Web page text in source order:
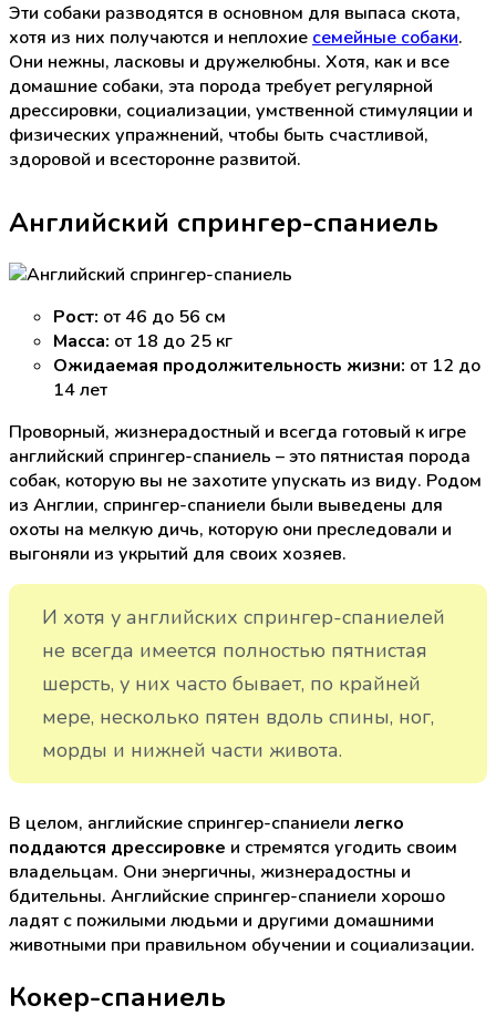
Эти собаки разводятся в основном для выпаса скота,
хотя из них получаются и неплохие семейные собаки.
Они нежны, ласковы и дружелюбны. Хотя, как и все
домашние собаки, эта порода требует регулярной
дрессировки, социализации, умственной стимуляции и
физических упражнений, чтобы быть счастливой,
здоровой и всесторонне развитой.
Английский спрингер-спаниель
Рост: от 46 до 56 см
Масса: от 18 до 25 кг
Ожидаемая продолжительность жизни: от 12 до
14 лет
Проворный, жизнерадостный и всегда готовый к игре
английский спрингер-спаниель – это пятнистая порода
собак, которую вы не захотите упускать из виду. Родом
из Англии, спрингер-спаниели были выведены для
охоты на мелкую дичь, которую они преследовали и
выгоняли из укрытий для своих хозяев.
И хотя у английских спрингер-спаниелей
не всегда имеется полностью пятнистая
шерсть, у них часто бывает, по крайней
мере, несколько пятен вдоль спины, ног,
морды и нижней части живота.
В целом, английские спрингер-спаниели легко
поддаются дрессировке и стремятся угодить своим
владельцам. Они энергичны, жизнерадостны и
бдительны. Английские спрингер-спаниели хорошо
ладят с пожилыми людьми и другими домашними
животными при правильном обучении и социализации.
Кокер-спаниель